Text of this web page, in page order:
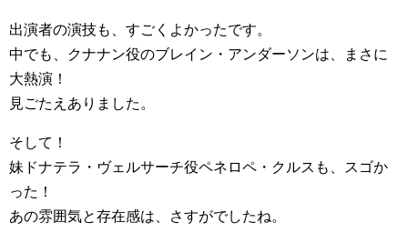
出演者の演技も、すごくよかったです。
中でも、クナナン役のブレイン・アンダーソンは、まさに
大熱演！
見ごたえありました。
そして！
妹ドナテラ・ヴェルサーチ役ペネロペ・クルスも、スゴか
った！
あの雰囲気と存在感は、さすがでしたね。